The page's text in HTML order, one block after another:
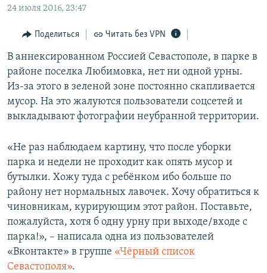
Вернутся
поиску
11 ЛЕТ ОККУПАЦИИ КРЫМА. 11 ИСТОРИЙ СОПРОТИВЛЕНИЯ
ЕЩЕ
ИНТЕРАКТИВ
ИНФОГРАФИКА
СОВЕТЫ ПРАВОЗАЩИТНИКОВ
ПРОПАВШИЕ БЕЗ ВЕСТИ
ПОБЕДИТЕЛЕЙ НЕ СУДЯТ?
КРЫМ.НЕПОКОРЕННЫЙ
ELIFBE
УКРАИНСКАЯ ПРОБЛЕМА КРЫМА
РАДІО СВОБОДА
КАК ОБОЙТИ БЛОКИРОВКУ
Українською
Qırımtatar
ПРИСОЕДИНЯЙТЕСЬ!
Все сайты RFE/RL
24 июля 2016, 23:47
Поделиться Читать без VPN
В аннексированном Россией Севастополе, в парке в
районе поселка Любимовка, нет ни одной урны.
Из-за этого в зеленой зоне постоянно скапливается
мусор. На это жалуются пользователи соцсетей и
выкладывают фотографии неубранной территории.
«Не раз наблюдаем картину, что после уборки
парка и недели не проходит как опять мусор и
бутылки. Хожу туда с ребёнком ибо больше по
району нет нормальных лавочек. Хочу обратиться к
чиновникам, курирующим этот район. Поставьте,
пожалуйста, хотя б одну урну при выходе/входе с
парка!», – написала одна из пользователей
«Вконтакте» в группе «Чёрный список
Севастополя».